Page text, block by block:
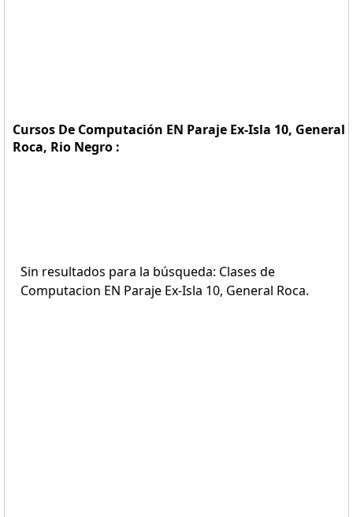
Cursos De Computación EN Paraje Ex-Isla 10, General
Roca, Rio Negro :
Sin resultados para la búsqueda: Clases de
Computacion EN Paraje Ex-Isla 10, General Roca.